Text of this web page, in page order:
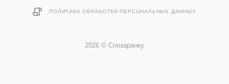
ПОЛИТИКА ОБРАБОТКИ ПЕРСОНАЛЬНЫХ ДАННЫХ
2026 © Спозаранку